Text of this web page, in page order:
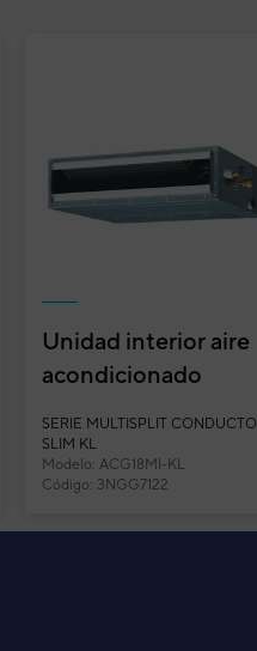
Unidad interior aire
acondicionado
conductos
ACG18M...
SERIE MULTISPLIT CONDUCTO
SLIM KL
Modelo: ACG18MI-KL
Código: 3NGG7122